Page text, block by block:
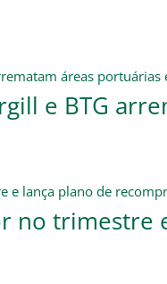
e BTG
no trimestre